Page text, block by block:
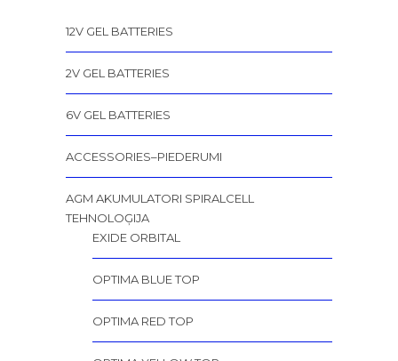
12V GEL BATTERIES
2V GEL BATTERIES
6V GEL BATTERIES
ACCESSORIES–PIEDERUMI
AGM AKUMULATORI SPIRALCELL
TEHNOLOĢIJA
EXIDE ORBITAL
OPTIMA BLUE TOP
OPTIMA RED TOP